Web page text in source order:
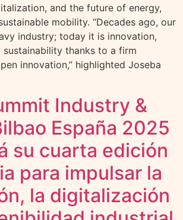
and the future of energy,
mobility. “Decades ago, our
industry; today it is innovation,
thanks to a firm
innovation,” highlighted Joseba
Industry &
España 2025
su cuarta edición
para impulsar la
la digitalización